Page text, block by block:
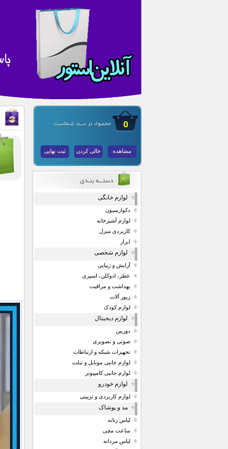
0
مشاهده خالی کردن ثبت نهایی
لوازم خانگی
دکوارسیون
لوازم آشپزخانه
کاربردی منزل
ابزار
لوازم شخصی
آرایش و زیبایی
عطر، ادوکلن، اسپری
بهداشت و مراقبت
زیور آلات
لوازم کودک
لوازم دیجیتال
دوربین
صوتی و تصویری
تجهیزات شبکه و ارتباطات
لوازم جانبی موبایل و تبلت
لوازم جانبی کامپیوتر
لوازم خودرو
لوازم کاربردی و تزیینی
مد و پوشاک
لباس زنانه
ساعت مچی
لباس مردانه